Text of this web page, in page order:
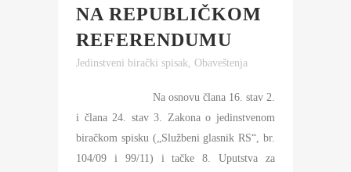
NA REPUBLIČKOM
REFERENDUMU
Jedinstveni birački spisak, Obaveštenja
Na osnovu člana 16. stav 2.
i člana 24. stav 3. Zakona o jedinstvenom
biračkom spisku („Službeni glasnik RS“, br.
104/09 i 99/11) i tačke 8. Uputstva za